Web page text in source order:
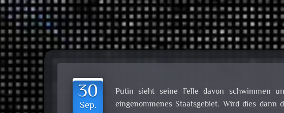
30
Sep.
Putin sieht seine Felle davon schwimmen
eingenommenes Staatsgebiet. Wird dies